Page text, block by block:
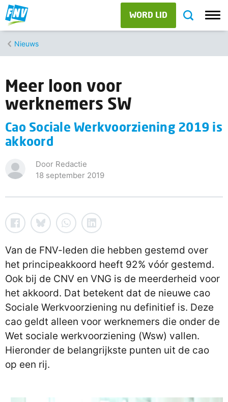
WORD LID
Nieuws
Meer loon voor
werknemers SW
Cao Sociale Werkvoorziening 2019 is
akkoord
Door Redactie
18 september 2019
Van de FNV-leden die hebben gestemd over
het principeakkoord heeft 92% vóór gestemd.
Ook bij de CNV en VNG is de meerderheid voor
het akkoord. Dat betekent dat de nieuwe cao
Sociale Werkvoorziening nu definitief is. Deze
cao geldt alleen voor werknemers die onder de
Wet sociale werkvoorziening (Wsw) vallen.
Hieronder de belangrijkste punten uit de cao
op een rij.